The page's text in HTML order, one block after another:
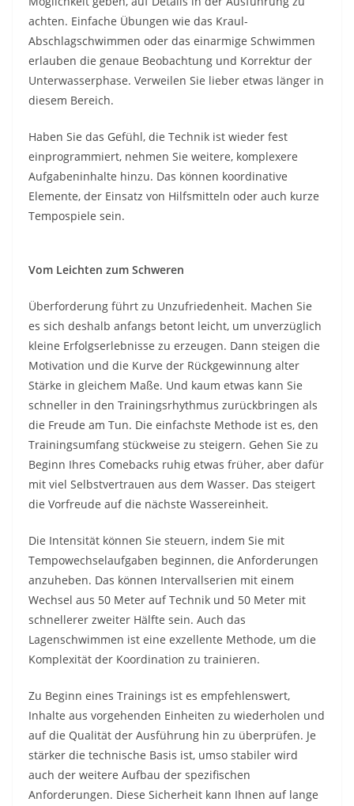
achten. Einfache Übungen wie das Kraul-
Abschlagschwimmen oder das einarmige Schwimmen
erlauben die genaue Beobachtung und Korrektur der
Unterwasserphase. Verweilen Sie lieber etwas länger in
diesem Bereich.
Haben Sie das Gefühl, die Technik ist wieder fest
einprogrammiert, nehmen Sie weitere, komplexere
Aufgabeninhalte hinzu. Das können koordinative
Elemente, der Einsatz von Hilfsmitteln oder auch kurze
Tempospiele sein.
Vom Leichten zum Schweren
Überforderung führt zu Unzufriedenheit. Machen Sie
es sich deshalb anfangs betont leicht, um unverzüglich
kleine Erfolgserlebnisse zu erzeugen. Dann steigen die
Motivation und die Kurve der Rückgewinnung alter
Stärke in gleichem Maße. Und kaum etwas kann Sie
schneller in den Trainingsrhythmus zurückbringen als
die Freude am Tun. Die einfachste Methode ist es, den
Trainingsumfang stückweise zu steigern. Gehen Sie zu
Beginn Ihres Comebacks ruhig etwas früher, aber dafür
mit viel Selbstvertrauen aus dem Wasser. Das steigert
die Vorfreude auf die nächste Wassereinheit.
Die Intensität können Sie steuern, indem Sie mit
Tempowechselaufgaben beginnen, die Anforderungen
anzuheben. Das können Intervallserien mit einem
Wechsel aus 50 Meter auf Technik und 50 Meter mit
schnellerer zweiter Hälfte sein. Auch das
Lagenschwimmen ist eine exzellente Methode, um die
Komplexität der Koordination zu trainieren.
Zu Beginn eines Trainings ist es empfehlenswert,
Inhalte aus vorgehenden Einheiten zu wiederholen und
auf die Qualität der Ausführung hin zu überprüfen. Je
stärker die technische Basis ist, umso stabiler wird
auch der weitere Aufbau der spezifischen
Anforderungen. Diese Sicherheit kann Ihnen auf lange